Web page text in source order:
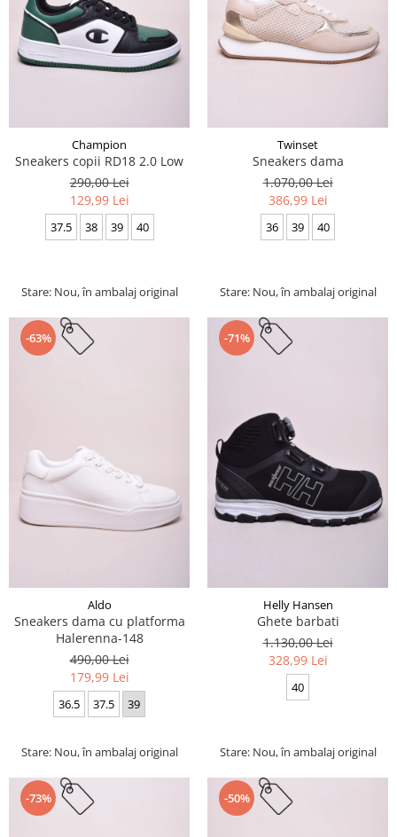
Champion
Sneakers copii RD18 2.0 Low
290,00 Lei
129,99 Lei
37.5 38 39 40
Stare: Nou, în ambalaj original
Twinset
Sneakers dama
1.070,00 Lei
386,99 Lei
36 39 40
Stare: Nou, în ambalaj original
-63%
Aldo
Sneakers dama cu platforma
Halerenna-148
490,00 Lei
179,99 Lei
36.5 37.5 39
Stare: Nou, în ambalaj original
-71%
Helly Hansen
Ghete barbati
1.130,00 Lei
328,99 Lei
40
Stare: Nou, în ambalaj original
-73% -50%